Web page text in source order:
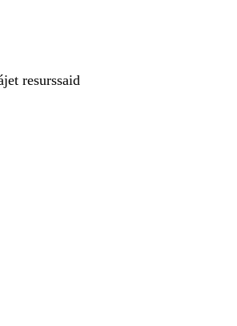
resurssaid